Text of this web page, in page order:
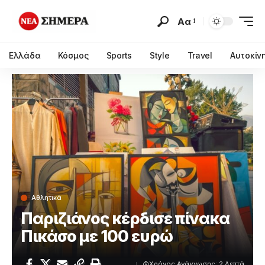
Αα
Ελλάδα Κόσμος Sports Style Travel
Αθλητικά
Παριζιάνος κέρδισε πίνακα
Πικάσο με 100 ευρώ